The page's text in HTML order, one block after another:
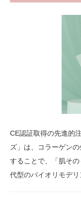
CE認証取得の先進的
ズ」は、コラーゲン
することで、「肌そ
代型のバイオリモデリ